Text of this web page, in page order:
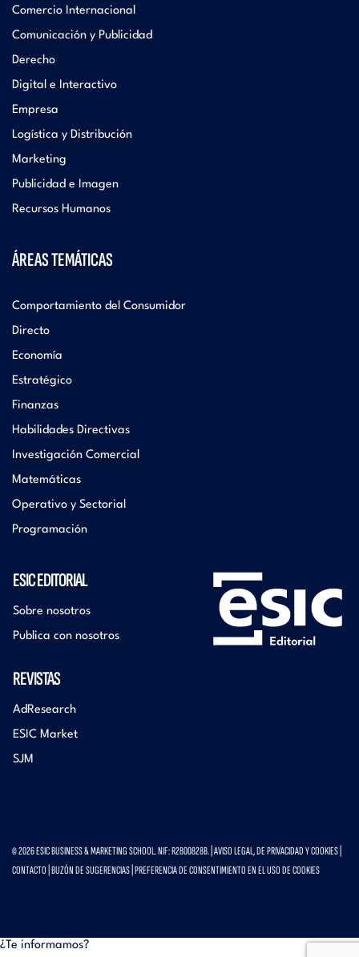
Comercio Internacional
Comunicación y Publicidad
Derecho
Digital e Interactivo
Empresa
Logística y Distribución
Marketing
Publicidad e Imagen
Recursos Humanos
ÁREAS TEMÁTICAS
Comportamiento del Consumidor
Directo
Economía
Estratégico
Finanzas
Habilidades Directivas
Investigación Comercial
Matemáticas
Operativo y Sectorial
Programación
ESIC EDITORIAL
Sobre nosotros
Publica con nosotros
REVISTAS
AdResearch
ESIC Market
SJM
© 2026 ESIC BUSINESS & MARKETING SCHOOL. NIF: R2800828B. | AVISO LEGAL, DE PRIVACIDAD Y COOKIES
CONTACTO BUZÓN DE SUGERENCIAS PREFERENCIA DE CONSENTIMIENTO EN EL USO DE COOKIES
¿Te informamos?